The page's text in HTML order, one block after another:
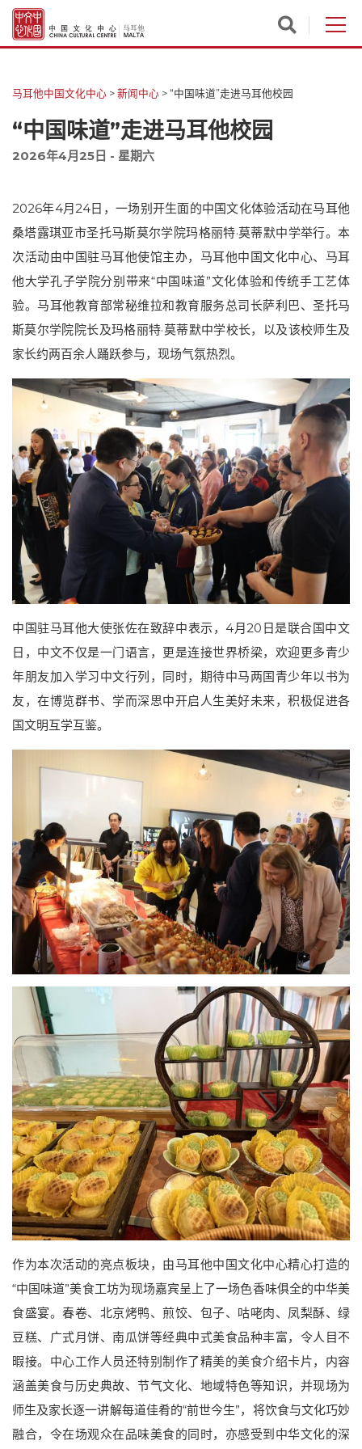
马耳他中国文化中心 > 新闻中心 > “中国味道”走进马耳他校园
“中国味道”走进马耳他校园
2026年4月25日 - 星期六
2026年4月24日，一场别开生面的中国文化体验活动在马耳他
桑塔露琪亚市圣托马斯莫尔学院玛格丽特·莫蒂默中学举行。本
次活动由中国驻马耳他使馆主办，马耳他中国文化中心、马耳
他大学孔子学院分别带来“中国味道”文化体验和传统手工艺体
验。马耳他教育部常秘维拉和教育服务总司长萨利巴、圣托马
斯莫尔学院院长及玛格丽特·莫蒂默中学校长，以及该校师生及
家长约两百余人踊跃参与，现场气氛热烈。
中国驻马耳他大使张佐在致辞中表示，4月20日是联合国中文
日，中文不仅是一门语言，更是连接世界桥梁，欢迎更多青少
年朋友加入学习中文行列，同时，期待中马两国青少年以书为
友，在博览群书、学而深思中开启人生美好未来，积极促进各
国文明互学互鉴。
作为本次活动的亮点板块，由马耳他中国文化中心精心打造的
“中国味道”美食工坊为现场嘉宾呈上了一场色香味俱全的中华美
食盛宴。春卷、北京烤鸭、煎饺、包子、咕咾肉、凤梨酥、绿
豆糕、广式月饼、南瓜饼等经典中式美食品种丰富，令人目不
暇接。中心工作人员还特别制作了精美的美食介绍卡片，内容
涵盖美食与历史典故、节气文化、地域特色等知识，并现场为
师生及家长逐一讲解每道佳肴的“前世今生”，将饮食与文化巧妙
融合，令在场观众在品味美食的同时，亦感受到中华文化的深